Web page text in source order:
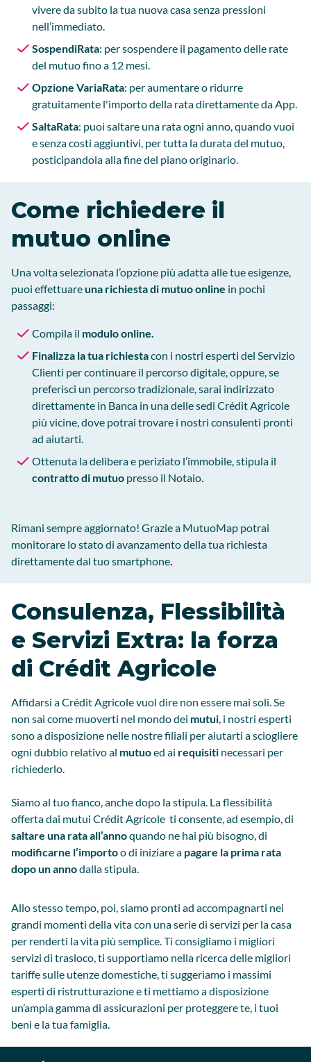
vivere da subito la tua nuova casa senza pressioni
nell’immediato.
SospendiRata: per sospendere il pagamento delle rate
del mutuo fino a 12 mesi.
Opzione VariaRata: per aumentare o ridurre
gratuitamente l'importo della rata direttamente da App.
SaltaRata: puoi saltare una rata ogni anno, quando vuoi
e senza costi aggiuntivi, per tutta la durata del mutuo,
posticipandola alla fine del piano originario.
Come richiedere il
mutuo online
Una volta selezionata l’opzione più adatta alle tue esigenze,
puoi effettuareuna richiesta di mutuo online in pochi
passaggi:
Compila il modulo online.
Finalizza la tua richiestacon i nostri esperti del Servizio
Clienti per continuare il percorso digitale, oppure, se
preferisci un percorso tradizionale, sarai indirizzato
direttamente in Banca in una delle sedi Crédit Agricole
più vicine, dove potrai trovare i nostri consulenti pronti
ad aiutarti.
Ottenuta la delibera e periziato l’immobile, stipula il
contratto di mutuo presso il Notaio.
Rimani sempre aggiornato! Grazie a MutuoMap potrai
monitorare lo stato di avanzamento della tua richiesta
direttamente dal tuo smartphone.
Consulenza, Flessibilità
e Servizi Extra: la forza
di Crédit Agricole
Affidarsi a Crédit Agricole vuol dire non essere mai soli. Se
non sai come muoverti nel mondo dei mutui, i nostri esperti
sono a disposizione nelle nostre filiali per aiutarti a sciogliere
ogni dubbio relativo al mutuoed ai requisiti necessari per
richiederlo.
Siamo al tuo fianco, anche dopo la stipula. La flessibilità
offerta dai mutui Crédit Agricole ti consente, ad esempio, di
saltare una rata all’annoquando ne hai più bisogno, di
modificarne l’importoo di iniziare a pagare la prima rata
dopo un annodalla stipula.
Allo stesso tempo, poi, siamo pronti ad accompagnarti nei
grandi momenti della vita con una serie di servizi per la casa
per renderti la vita più semplice. Ti consigliamo i migliori
servizi di trasloco, ti supportiamo nella ricerca delle migliori
tariffe sulle utenze domestiche, ti suggeriamo i massimi
esperti di ristrutturazione e ti mettiamo a disposizione
un’ampia gamma di assicurazioni per proteggere te, i tuoi
beni e la tua famiglia.